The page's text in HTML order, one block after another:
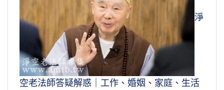
淨
空老法師答疑解惑｜工作、婚姻、家庭、生活